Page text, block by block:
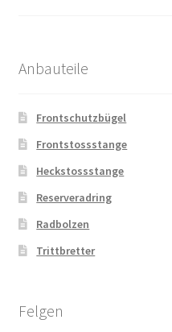
Anbauteile
Frontschutzbügel
Frontstossstange
Heckstossstange
Reserveradring
Radbolzen
Trittbretter
Felgen